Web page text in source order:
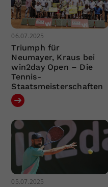
06.07.2025
Triumph für
Neumayer, Kraus bei
win2day Open – Die
Tennis-
Staatsmeisterschaften
05.07.2025